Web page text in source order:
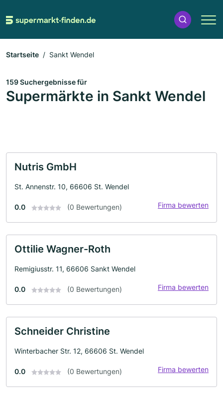
Startseite Sankt Wendel
159 Suchergebnisse für
Supermärkte in Sankt Wendel
Nutris GmbH
St. Annenstr. 10, 66606 St. Wendel
0.0 (0 Bewertungen) Firma bewerten
Ottilie Wagner-Roth
Remigiusstr. 11, 66606 Sankt Wendel
0.0 (0 Bewertungen) Firma bewerten
Schneider Christine
Winterbacher Str. 12, 66606 St. Wendel
0.0 (0 Bewertungen) Firma bewerten